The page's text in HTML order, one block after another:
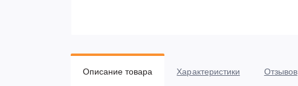
Описание товара Характеристики Отзывов